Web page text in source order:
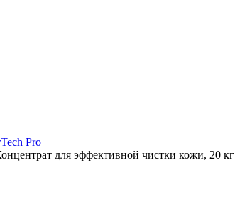
Pro
для эффективной чистки кожи, 20 кг